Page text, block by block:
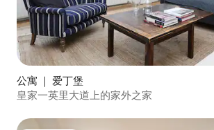
公寓 ｜ 爱丁堡
皇家一英里大道上的家外之家